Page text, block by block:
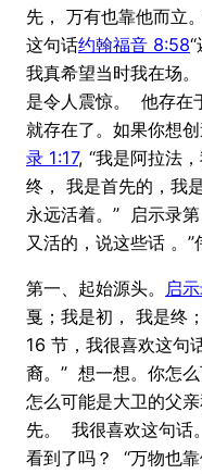
先， 万有也靠他而立
这句话约翰福音 8:58
我真希望当时我在场
是令人震惊。 他存在
就存在了。如果你想
录 1:17, “我是阿拉法
终， 我是首先的，我
永远活着。” 启示录
又活的，说这些话 。”
第一、起始源头。 启
戛；我是初， 我是终
16 节，我很喜欢这句
裔。” 想一想。你怎
怎么可能是大卫的父
先。 我很喜欢这句话
看到了吗？ “万物也